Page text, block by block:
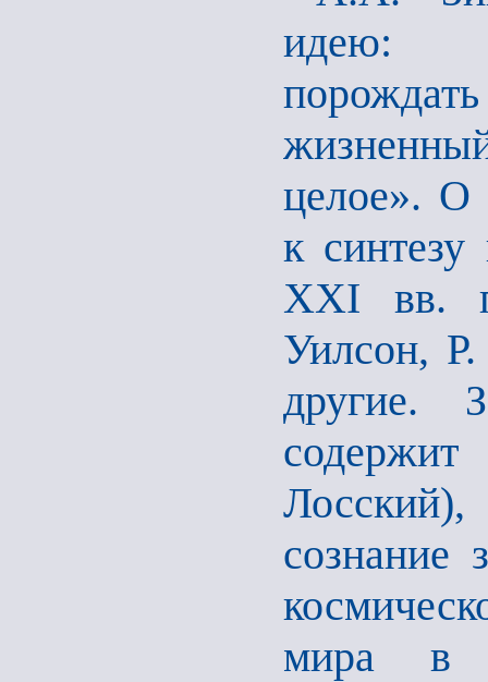
идею:
целое». О
к
ХХI вв.
Уилсон,
другие.
сознание
мира в